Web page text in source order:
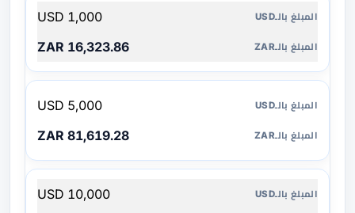
1,000 USD
16,323.86 ZAR
5,000 USD
81,619.28 ZAR
10,000 USD